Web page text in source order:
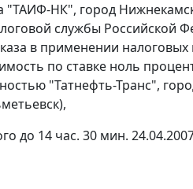
"ТАИФ-НК", город
службы Российской
в применении
по ставке ноль
"Татнефть-Транс",
до 14 час. 30 мин.